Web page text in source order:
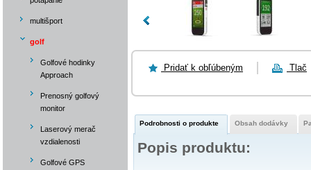
Pridať k obľúbeným Tlač
Podrobnosti o produkte Obsah dodávky
Popis produktu:
multišport
golf
Golfové hodinky
Approach
Prenosný golfový
monitor
Laserový merač
vzdialenosti
Golfové GPS